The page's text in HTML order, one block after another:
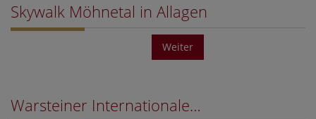
Skywalk Möhnetal in Allagen
Weiter
Warsteiner Internationale…